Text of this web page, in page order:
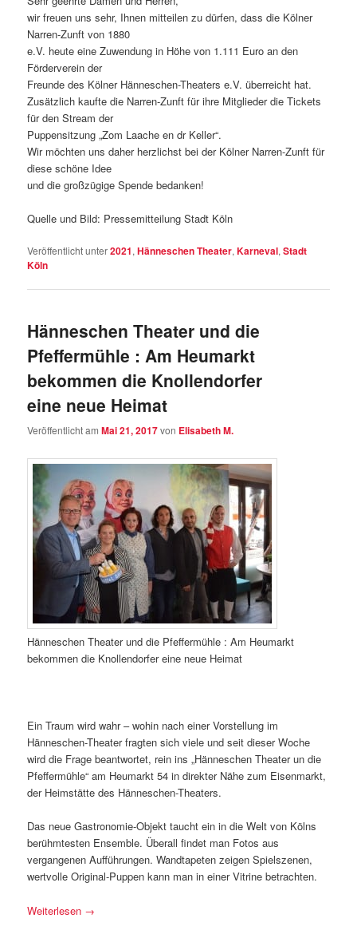
wir freuen uns sehr, Ihnen mitteilen zu dürfen, dass die Kölner
Narren-Zunft von 1880
e.V. heute eine Zuwendung in Höhe von 1.111 Euro an den
Förderverein der
Freunde des Kölner Hänneschen-Theaters e.V. überreicht hat.
Zusätzlich kaufte die Narren-Zunft für ihre Mitglieder die Tickets
für den Stream der
Puppensitzung „Zom Laache en dr Keller“.
Wir möchten uns daher herzlichst bei der Kölner Narren-Zunft für
diese schöne Idee
und die großzügige Spende bedanken!
Quelle und Bild: Pressemitteilung Stadt Köln
Veröffentlicht unter2021,Hänneschen Theater,Karneval,Stadt
Köln
Hänneschen Theater und die
Pfeffermühle : Am Heumarkt
bekommen die Knollendorfer
eine neue Heimat
Veröffentlicht amMai 21, 2017von Elisabeth M.
Hänneschen Theater und die Pfeffermühle : Am Heumarkt
bekommen die Knollendorfer eine neue Heimat
Ein Traum wird wahr – wohin nach einer Vorstellung im
Hänneschen-Theater fragten sich viele und seit dieser Woche
wird die Frage beantwortet, rein ins „Hänneschen Theater un die
Pfeffermühle“ am Heumarkt 54 in direkter Nähe zum Eisenmarkt,
der Heimstätte des Hänneschen-Theaters.
Das neue Gastronomie-Objekt taucht ein in die Welt von Kölns
berühmtesten Ensemble. Überall findet man Fotos aus
vergangenen Aufführungen. Wandtapeten zeigen Spielszenen,
wertvolle Original-Puppen kann man in einer Vitrine betrachten.
Weiterlesen →